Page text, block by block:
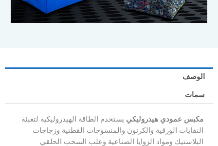
الوصف
سمات
مكبس عمودي هيدروليكي يستخدم الطاقة الهيدروليكية لتعبئة
النفايات الورقية والكرتون والمنسوجات القطنية وزجاجات
البلاستيك ومواد الزوايا الصناعية وعلب السحب الحلقي